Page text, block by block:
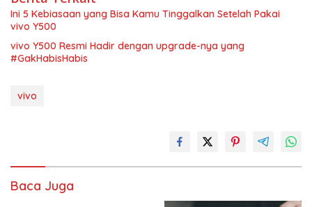
Ini 5 Kebiasaan yang Bisa Kamu Tinggalkan Setelah Pakai
vivo Y500
vivo Y500 Resmi Hadir dengan upgrade-nya yang
#GakHabisHabis
vivo
Baca Juga